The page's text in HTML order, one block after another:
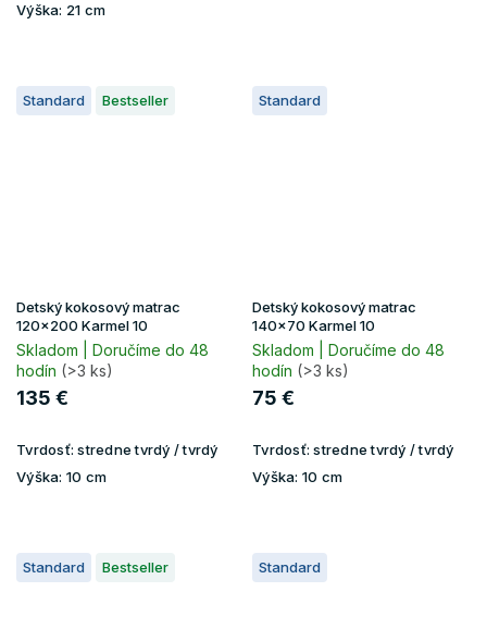
Výška: 21 cm
Standard Bestseller
Detský kokosový matrac
120x200 Karmel 10
Skladom | Doručíme do 48
hodín (>3 ks)
135 €
Tvrdosť: stredne tvrdý / tvrdý
Výška: 10 cm
Standard
Detský kokosový matrac
140x70 Karmel 10
Skladom | Doručíme do 48
hodín (>3 ks)
75 €
Tvrdosť: stredne tvrdý / tvrdý
Výška: 10 cm
Standard Bestseller Standard